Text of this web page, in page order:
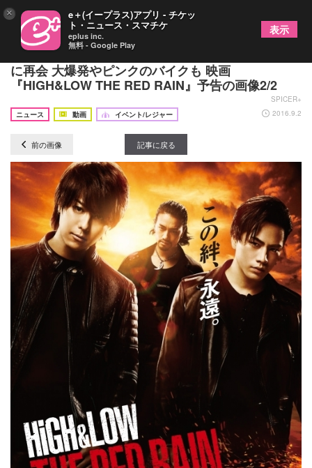
斎藤工、TAKAHIRO、登坂広臣ら雨宮三兄弟がつい
に再会 大爆発やピンクのバイクも 映画
『HIGH&LOW THE RED RAIN』予告の画像2/2
SPICER+
ニュース
動画 イベント/レジャー 2016.9.2
前の画像 記事に戻る
× e＋(イープラス)アプリ - チケッ
ト・ニュース・スマチケ
eplus inc.
無料 - Google Play
表示